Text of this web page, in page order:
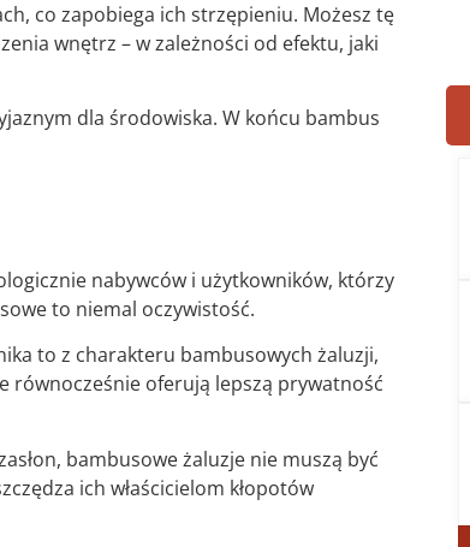
co zapobiega ich strzępieniu. Możesz tę
wnętrz – w zależności od efektu, jaki
dla środowiska. W końcu bambus
nabywców i użytkowników, którzy
to niemal oczywistość.
to z charakteru bambusowych żaluzji,
równocześnie oferują lepszą prywatność
bambusowe żaluzje nie muszą być
ich właścicielom kłopotów